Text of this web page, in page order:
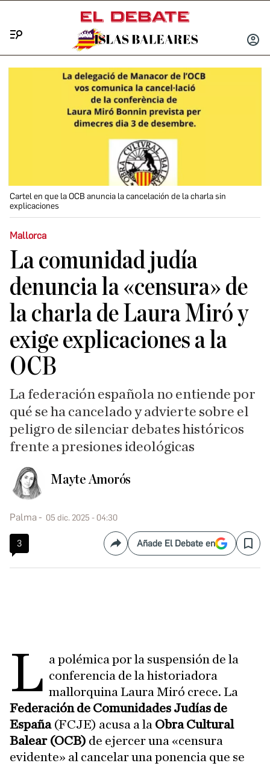
INICIAR
Cartel en que la OCB anuncia la cancelación de la charla sin
explicaciones
Mallorca
La comunidad judía
denuncia la «censura» de
la charla de Laura Miró y
exige explicaciones a la
OCB
La federación española no entiende por
qué se ha cancelado y advierte sobre el
peligro de silenciar debates históricos
frente a presiones ideológicas
Mayte Amorós
Palma 05 dic. 2025 - 04:30
3 CompartirAñade El Debate en Save
L a polémica por la suspensión de la
conferencia de la historiadora
mallorquina Laura Miró crece. La
Federación de Comunidades Judías de
España(FCJE) acusa a la Obra Cultural
Balear (OCB) de ejercer una «censura
evidente» al cancelar una ponencia que se